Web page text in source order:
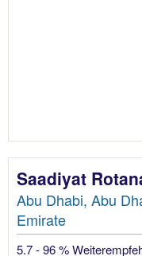
Saadiyat
Abu Dhabi, Abu
Emirate
5.7 - 96 %